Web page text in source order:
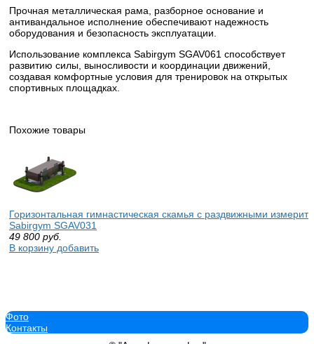
Прочная металлическая рама, разборное основание и
антивандальное исполнение обеспечивают надежность
оборудования и безопасность эксплуатации.
Использование комплекса Sabirgym SGAV061 способствует
развитию силы, выносливости и координации движений,
создавая комфортные условия для тренировок на открытых
спортивных площадках.
Похожие товары
Горизонтальная гимнастическая скамья c раздвижными
Sabirgym SGAV031
49 800 руб.
В корзину добавить
Уличный тренажёр Жим лежа Sabirgym SGAV190
Фото
Контакты